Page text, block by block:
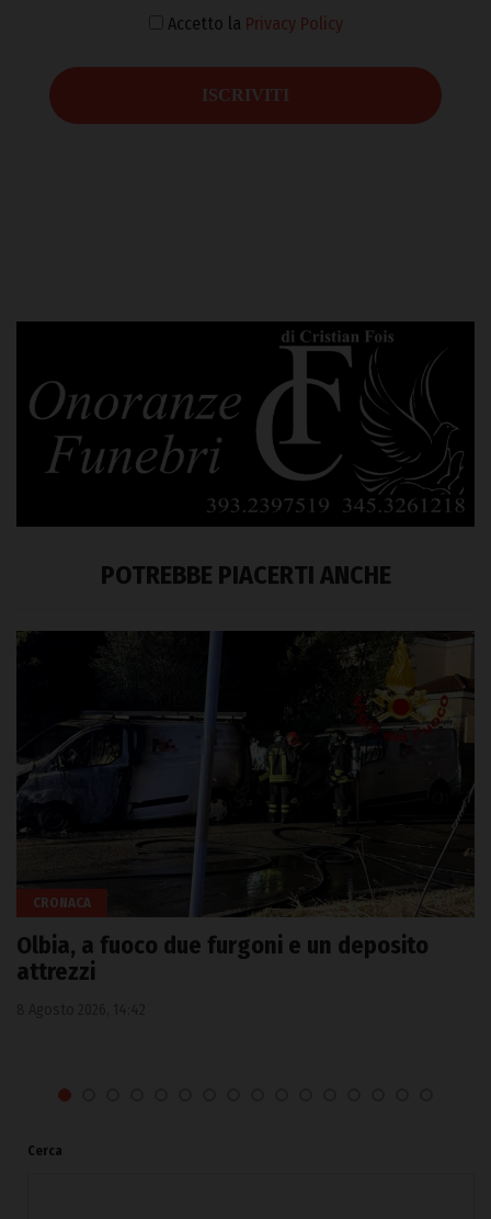
Accetto la Privacy Policy
POTREBBE PIACERTI ANCHE
CRONACA
Olbia, a fuoco due furgoni e un deposito
attrezzi
Cerca